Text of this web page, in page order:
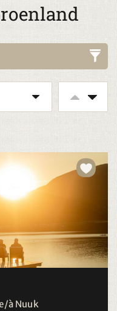
à Nuuk